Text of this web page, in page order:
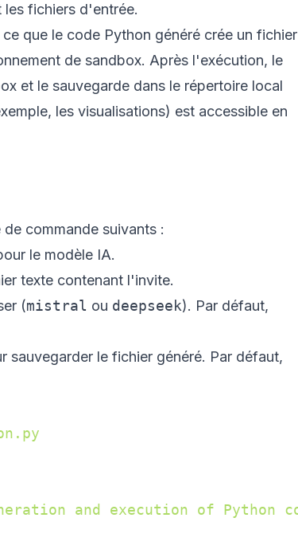
fichiers d'entrée.
que le code Python généré crée un fichier
de sandbox. Après l'exécution, le
et le sauvegarde dans le répertoire local
les visualisations) est accessible en
commande suivants :
le modèle IA.
texte contenant l'invite.
(mistral ou deepseek). Par défaut,
sauvegarder le fichier généré. Par défaut,